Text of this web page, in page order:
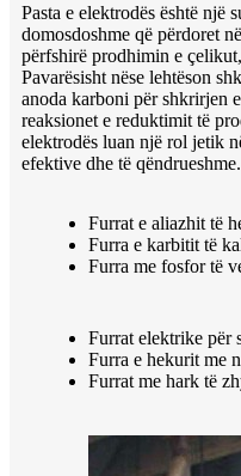
Pasta e elektrodës është një
domosdoshme që përdoret
përfshirë prodhimin e
Pavarësisht nëse lehtëson
anoda karboni për shkrirjen
reaksionet e reduktimit të
elektrodës luan një rol jetik
efektive dhe të qëndrueshme.
Furrat e aliazhit të
Furra e karbitit të
Furra me fosfor të
Furrat elektrike për
Furra e hekurit me
Furrat me hark të